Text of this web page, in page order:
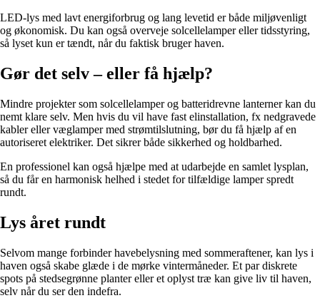
LED-lys med lavt energiforbrug og lang levetid er både miljøvenligt
og økonomisk. Du kan også overveje solcellelamper eller tidsstyring,
så lyset kun er tændt, når du faktisk bruger haven.
Gør det selv – eller få hjælp?
Mindre projekter som solcellelamper og batteridrevne lanterner kan du
nemt klare selv. Men hvis du vil have fast elinstallation, fx nedgravede
kabler eller væglamper med strømtilslutning, bør du få hjælp af en
autoriseret elektriker. Det sikrer både sikkerhed og holdbarhed.
En professionel kan også hjælpe med at udarbejde en samlet lysplan,
så du får en harmonisk helhed i stedet for tilfældige lamper spredt
rundt.
Lys året rundt
Selvom mange forbinder havebelysning med sommeraftener, kan lys i
haven også skabe glæde i de mørke vintermåneder. Et par diskrete
spots på stedsegrønne planter eller et oplyst træ kan give liv til haven,
selv når du ser den indefra.